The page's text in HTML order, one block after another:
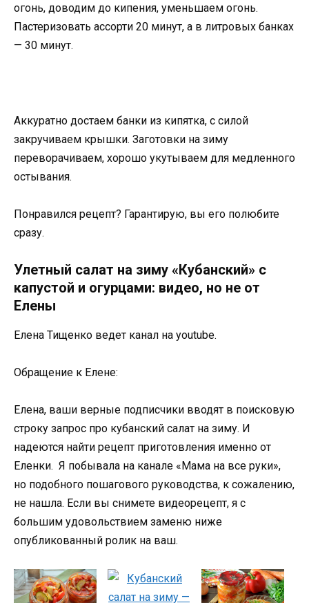
огонь, доводим до кипения, уменьшаем огонь.
Пастеризовать ассорти 20 минут, а в литровых банках
— 30 минут.
Аккуратно достаем банки из кипятка, с силой
закручиваем крышки. Заготовки на зиму
переворачиваем, хорошо укутываем для медленного
остывания.
Понравился рецепт? Гарантирую, вы его полюбите
сразу.
Улетный салат на зиму «Кубанский» с
капустой и огурцами: видео, но не от
Елены
Елена Тищенко ведет канал на youtube.
Обращение к Елене:
Елена, ваши верные подписчики вводят в поисковую
строку запрос про кубанский салат на зиму. И
надеются найти рецепт приготовления именно от
Еленки. Я побывала на канале «Мама на все руки»,
но подобного пошагового руководства, к сожалению,
не нашла. Если вы снимете видеорецепт, я с
большим удовольствием заменю ниже
опубликованный ролик на ваш.